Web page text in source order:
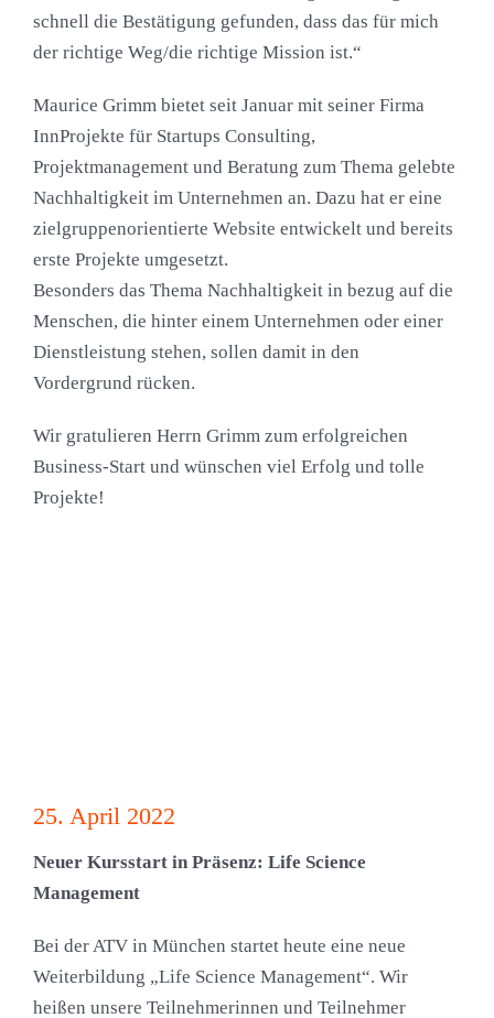
schnell die Bestätigung gefunden, dass das für mich
der richtige Weg/die richtige Mission ist.“
Maurice Grimm bietet seit Januar mit seiner Firma
InnProjekte für Startups Consulting,
Projektmanagement und Beratung zum Thema gelebte
Nachhaltigkeit im Unternehmen an. Dazu hat er eine
zielgruppenorientierte Website entwickelt und bereits
erste Projekte umgesetzt.
Besonders das Thema Nachhaltigkeit in bezug auf die
Menschen, die hinter einem Unternehmen oder einer
Dienstleistung stehen, sollen damit in den
Vordergrund rücken.
Wir gratulieren Herrn Grimm zum erfolgreichen
Business-Start und wünschen viel Erfolg und tolle
Projekte!
25. April 2022
Neuer Kursstart in Präsenz: Life Science
Management
Bei der ATV in München startet heute eine neue
Weiterbildung „Life Science Management“. Wir
heißen unsere Teilnehmerinnen und Teilnehmer